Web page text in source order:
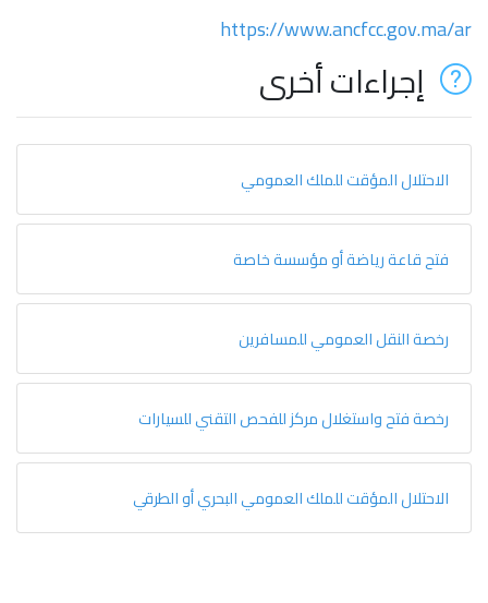
https://www.ancfcc.gov.ma/ar
إجراءات أخرى
الاحتلال المؤقت للملك العمومي
فتح قاعة رياضة أو مؤسسة خاصة
رخصة النقل العمومي للمسافرين
رخصة فتح واستغلال مركز للفحص التقني للسيارات
الاحتلال المؤقت للملك العمومي البحري أو الطرقي